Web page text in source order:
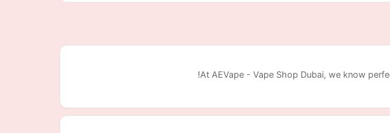
At AEVape - Vape Shop Dubai, we know